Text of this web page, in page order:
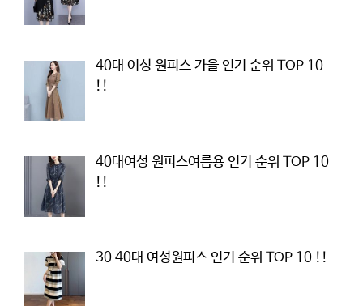
40대 여성 원피스 가을 인기 순위 TOP 10
!!
40대여성 원피스여름용 인기 순위 TOP 10
!!
30 40대 여성원피스 인기 순위 TOP 10 !!